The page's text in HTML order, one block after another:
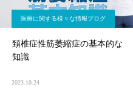
医療に関する様々な情報ブログ
頚椎症性筋萎縮症の基本的な
知識
2023.10.24